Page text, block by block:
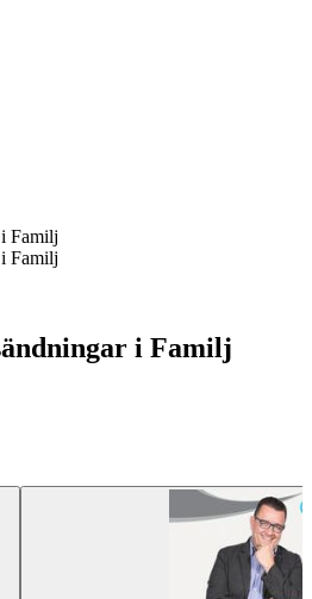
Familj
Familj
i Familj